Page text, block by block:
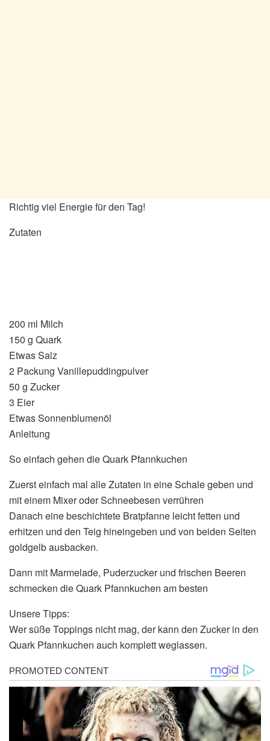
Richtig viel Energie für den Tag!
Zutaten
200 ml Milch
150 g Quark
Etwas Salz
2 Packung Vanillepuddingpulver
50 g Zucker
3 Eier
Etwas Sonnenblumenöl
Anleitung
So einfach gehen die Quark Pfannkuchen
Zuerst einfach mal alle Zutaten in eine Schale geben und
mit einem Mixer oder Schneebesen verrühren
Danach eine beschichtete Bratpfanne leicht fetten und
erhitzen und den Teig hineingeben und von beiden Seiten
goldgelb ausbacken.
Dann mit Marmelade, Puderzucker und frischen Beeren
schmecken die Quark Pfannkuchen am besten
Unsere Tipps:
Wer süße Toppings nicht mag, der kann den Zucker in den
Quark Pfannkuchen auch komplett weglassen.